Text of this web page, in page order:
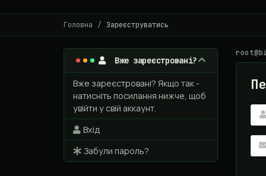
Головна Зареєструватись
Вже зареєстровані?
Вже зареєстровані? Якщо так -
натисніть посилання нижче, щоб
увійти у свій аккаунт.
Вхід
Забули пароль?